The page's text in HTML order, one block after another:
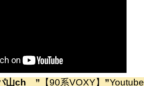
山ch ” 【90系VOXY】 ”Youtube